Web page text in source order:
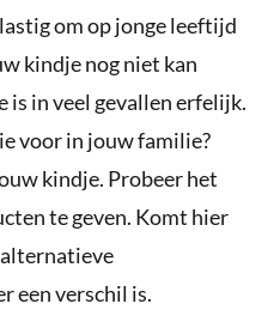
om op jonge leeftijd
kindje nog niet kan
is in veel gevallen erfelijk.
voor in jouw familie?
kindje. Probeer het
te geven. Komt hier
alternatieve
een verschil is.